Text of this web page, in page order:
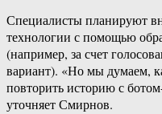
Специалисты планируют
технологии с помощью
(например, за счет
вариант). «Но мы думаем,
повторить историю с
уточняет Смирнов.